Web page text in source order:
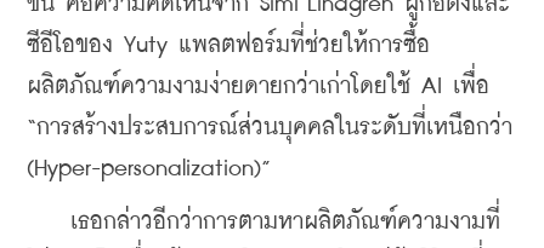
ซีอีโอของ Yuty แพลตฟอร์มที่ช่วยให้การซื้อ
ผลิตภัณฑ์ความงามง่ายดายกว่าเก่าโดยใช้ AI เพื่อ
“การสร้างประสบการณ์ส่วนบุคคลในระดับที่เหนือกว่า
(Hyper-personalization)”
เธอกล่าวอีกว่าการตามหาผลิตภัณฑ์ความงามที่